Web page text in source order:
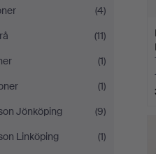
(4)
(11)
(1)
(1)
Jönköping
(9)
Linköping
(1)